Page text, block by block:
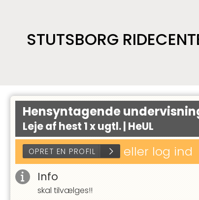
STUTSBORG
Hensyntagende
Leje af hest 1 x ugtl. | HeUL
eller log ind
Info
skal tilvælges!!